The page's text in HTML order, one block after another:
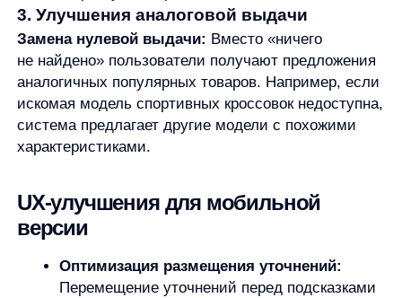
больше информации на одном экране.
Улучшенная доступность фильтров:
Перенос фильтров с нижней части экрана
вверх.
Улучшенные сортировки:Активное
состояние сортировки теперь отображается
более прозрачным.
Популярные подборки:
с топовыми товарами в автоподсказках.
Разработали оригинальный дизайн с иконкой
смешного деда в панаме, что добавило